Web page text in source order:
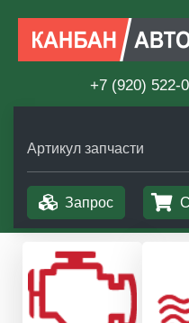
+7 (920) 522-
Артикул запчасти
Запрос